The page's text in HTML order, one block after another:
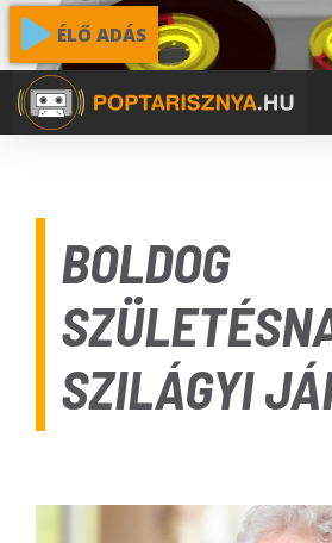
ÉLŐ ADÁS
BOLDOG
SZILÁGYI